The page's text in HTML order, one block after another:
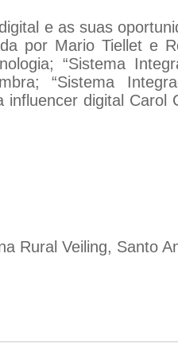
e as suas
por Mario Tiellet e
“Sistema
“Sistema
digital Carol
Rural Veiling, Santo